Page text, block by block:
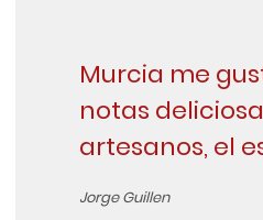
Murcia me
notas
artesanos, el
Jorge Guillen